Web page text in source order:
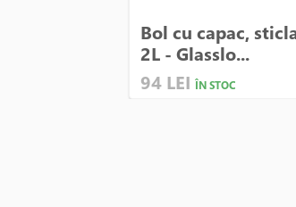
Bol cu capac,
2L - Glasslo...
94 LEI ÎN STOC